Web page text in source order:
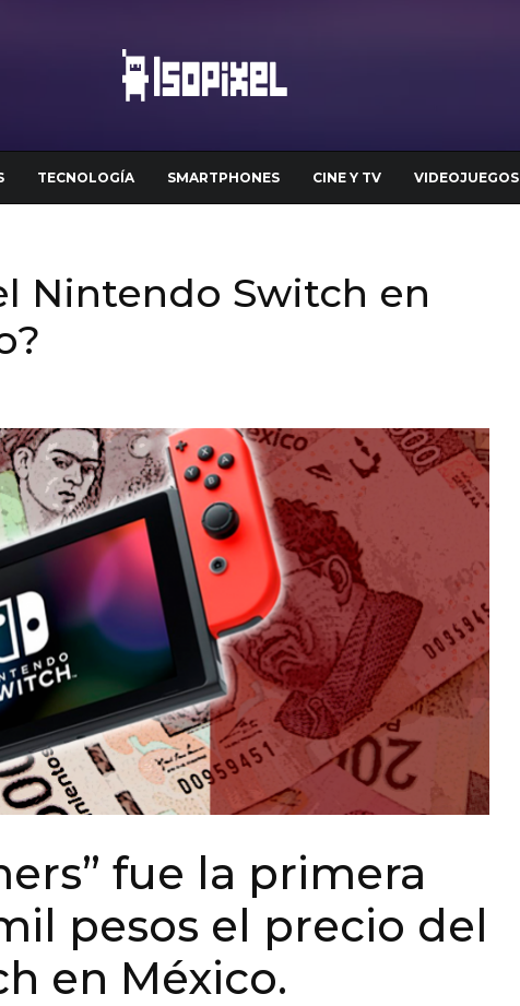
TECNOLOGÍA SMARTPHONES CINE Y TV VIDEOJUEGOS
Nintendo Switch en
fue la primera
pesos el precio del
en México.